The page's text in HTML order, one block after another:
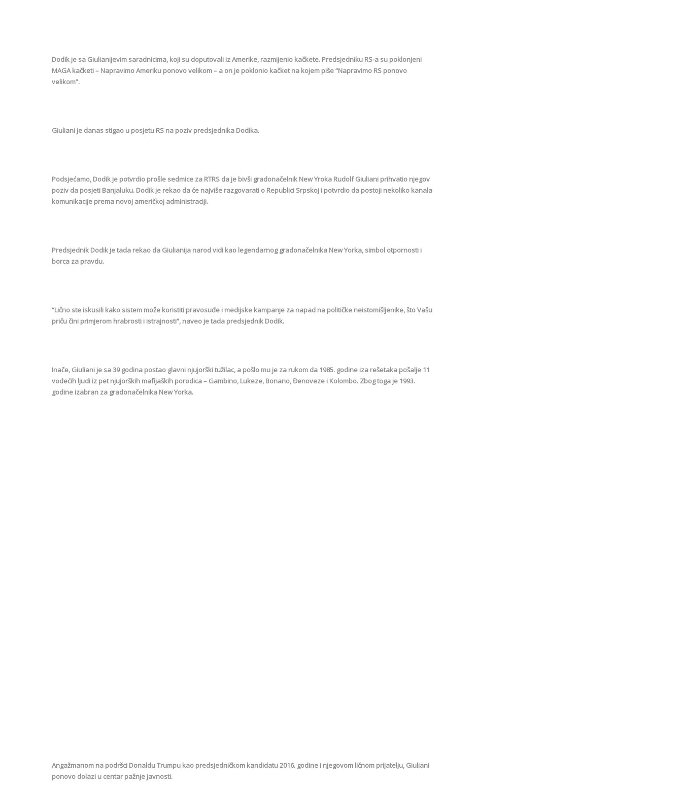
Dodik je sa Giulianijevim saradnicima, koji su doputovali iz Amerike, razmijenio kačkete. Predsjedniku RS-a su poklonjeni
MAGA kačketi – Napravimo Ameriku ponovo velikom – a on je poklonio kačket na kojem piše “Napravimo RS ponovo
velikom”.
Giuliani je danas stigao u posjetu RS na poziv predsjednika Dodika.
Podsjećamo, Dodik je potvrdio prošle sedmice za RTRS da je bivši gradonačelnik New Yroka Rudolf Giuliani prihvatio njegov
poziv da posjeti Banjaluku. Dodik je rekao da će najviše razgovarati o Republici Srpskoj i potvrdio da postoji nekoliko kanala
komunikacije prema novoj američkoj administraciji.
Predsjednik Dodik je tada rekao da Giulianija narod vidi kao legendarnog gradonačelnika New Yorka, simbol otpornosti i
borca za pravdu.
“Lično ste iskusili kako sistem može koristiti pravosuđe i medijske kampanje za napad na političke neistomišljenike, što Vašu
priču čini primjerom hrabrosti i istrajnosti”, naveo je tada predsjednik Dodik.
Inače, Giuliani je sa 39 godina postao glavni njujorški tužilac, a pošlo mu je za rukom da 1985. godine iza rešetaka pošalje 11
vodećih ljudi iz pet njujorških mafijaških porodica – Gambino, Lukeze, Bonano, Đenoveze i Kolombo. Zbog toga je 1993.
godine izabran za gradonačelnika New Yorka.
Angažmanom na podršci Donaldu Trumpu kao predsjedničkom kandidatu 2016. godine i njegovom ličnom prijatelju, Giuliani
ponovo dolazi u centar pažnje javnosti.